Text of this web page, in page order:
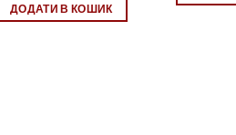
ДОДАТИ В КОШИК